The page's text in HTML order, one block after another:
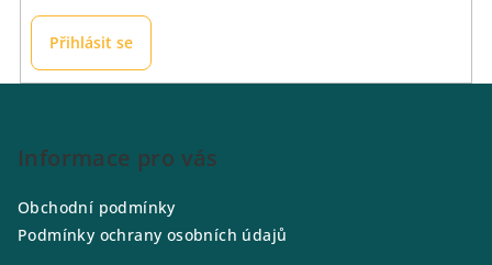
Přihlásit se
Informace pro vás
Obchodní podmínky
Podmínky ochrany osobních údajů